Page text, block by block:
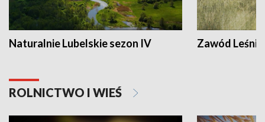
Naturalnie Lubelskie sezon IV Zawód Leśnik
ROLNICTWO I WIEŚ